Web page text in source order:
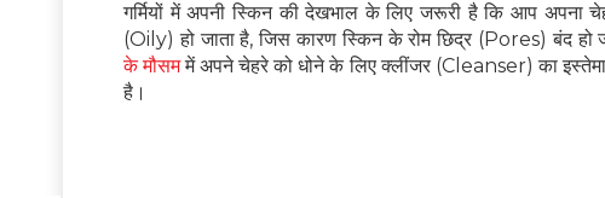
गर्मियों में अपनी स्किन की देखभाल के लिए जरूरी है कि आप अपना
(Oily) हो जाता है, जिस कारण स्किन के रोम छिद्र (Pores) बंद
के मौसममें अपने चेहरे को धोने के लिए क्लींजर (Cleanser) का
है।